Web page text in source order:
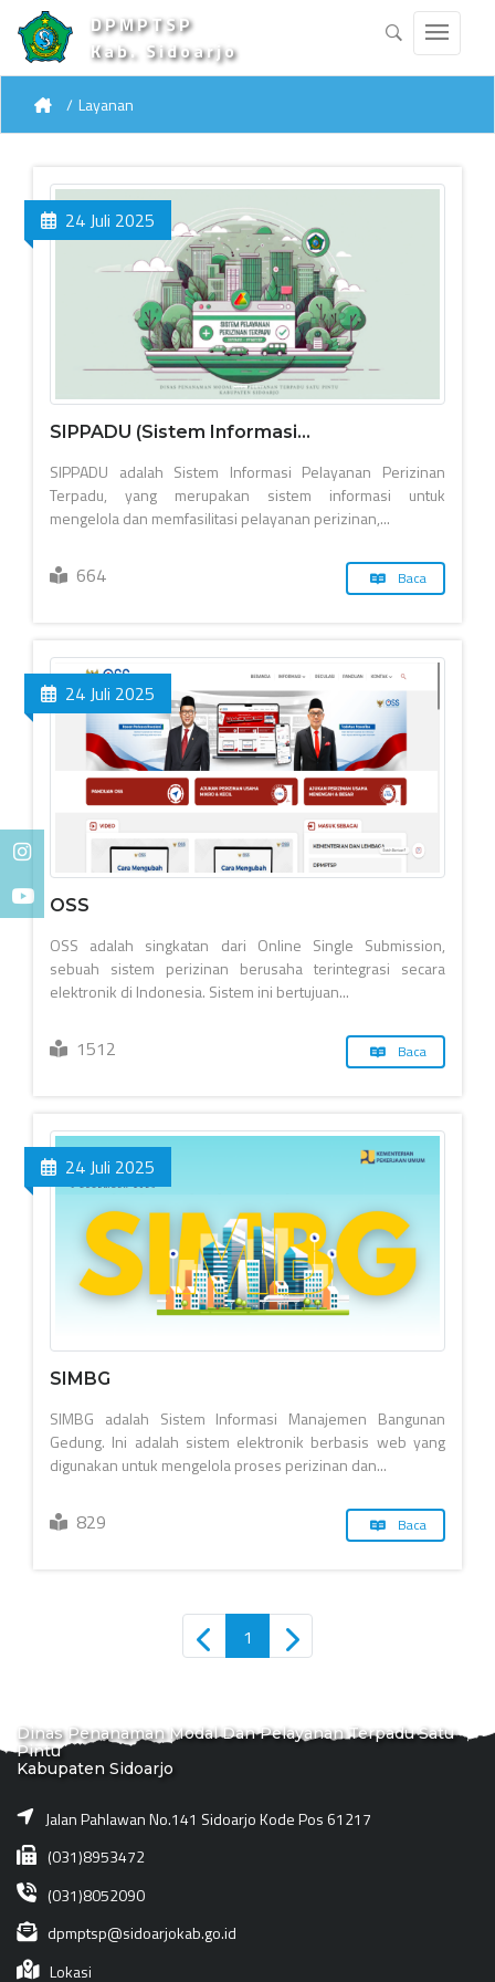
DPMPTSP
Kab. Sidoarjo
Layanan
24 Juli 2025
SIPPADU (Sistem Informasi...
SIPPADU adalah Sistem Informasi Pelayanan Perizinan
Terpadu, yang merupakan sistem informasi untuk
mengelola dan memfasilitasi pelayanan perizinan,...
664 Baca
24 Juli 2025
OSS
OSS adalah singkatan dari Online Single Submission,
sebuah sistem perizinan berusaha terintegrasi secara
elektronik di Indonesia. Sistem ini bertujuan...
1512 Baca
24 Juli 2025
SIMBG
SIMBG adalah Sistem Informasi Manajemen Bangunan
Gedung. Ini adalah sistem elektronik berbasis web yang
digunakan untuk mengelola proses perizinan dan...
829 Baca
1
Dinas Penanaman Modal Dan Pelayanan Terpadu Satu
Pintu
Kabupaten Sidoarjo
Jalan Pahlawan No.141 Sidoarjo Kode Pos 61217
(031)8953472
(031)8052090
dpmptsp@sidoarjokab.go.id
Lokasi